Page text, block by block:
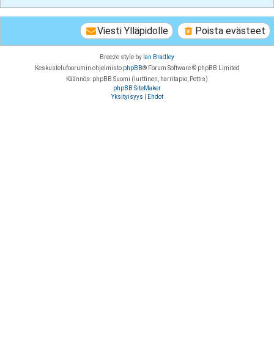
Poista evästeet
Viesti Ylläpidolle
Breeze style by Ian Bradley
Keskustelufoorumin ohjelmisto phpBB® Forum Software © phpBB Limited
Käännös: phpBB Suomi (lurttinen, harritapio, Pettis)
phpBB SiteMaker
Yksityisyys
Ehdot